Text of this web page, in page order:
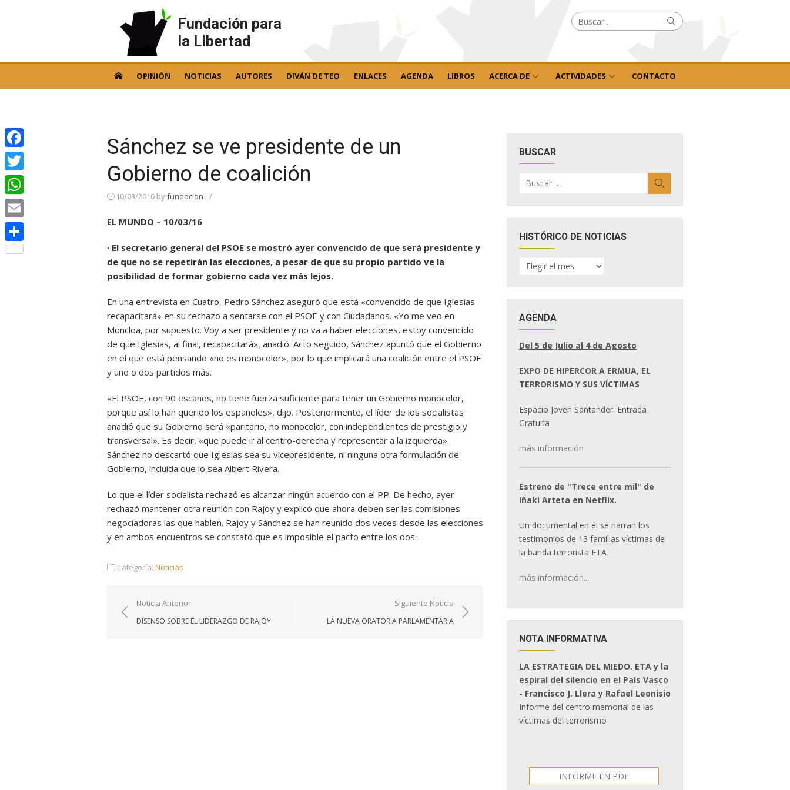
Fundación para
la Libertad
Buscar
por: Buscar
OPINIÓN NOTICIAS AUTORES DIVÁN DE TEO ENLACES AGENDA LIBROS ACERCA DE ACTIVIDADES CONTACTO
Sánchez se ve presidente de un
Gobierno de coalición
10/03/2016 byfundacion /
EL MUNDO – 10/03/16
· El secretario general del PSOE se mostró ayer convencido de que será presidente y
de que no se repetirán las elecciones, a pesar de que su propio partido ve la
posibilidad de formar gobierno cada vez más lejos.
En una entrevista en Cuatro, Pedro Sánchez aseguró que está «convencido de que Iglesias
recapacitará» en su rechazo a sentarse con el PSOE y con Ciudadanos. «Yo me veo en
Moncloa, por supuesto. Voy a ser presidente y no va a haber elecciones, estoy convencido
de que Iglesias, al final, recapacitará», añadió. Acto seguido, Sánchez apuntó que el Gobierno
en el que está pensando «no es monocolor», por lo que implicará una coalición entre el PSOE
y uno o dos partidos más.
«El PSOE, con 90 escaños, no tiene fuerza suficiente para tener un Gobierno monocolor,
porque así lo han querido los españoles», dijo. Posteriormente, el líder de los socialistas
añadió que su Gobierno será «paritario, no monocolor, con independientes de prestigio y
transversal». Es decir, «que puede ir al centro-derecha y representar a la izquierda».
Sánchez no descartó que Iglesias sea su vicepresidente, ni ninguna otra formulación de
Gobierno, incluida que lo sea Albert Rivera.
Lo que el líder socialista rechazó es alcanzar ningún acuerdo con el PP. De hecho, ayer
rechazó mantener otra reunión con Rajoy y explicó que ahora deben ser las comisiones
negociadoras las que hablen. Rajoy y Sánchez se han reunido dos veces desde las elecciones
y en ambos encuentros se constató que es imposible el pacto entre los dos.
Categoría: Noticias
Navegación
de
Noticia Anterior
DISENSO SOBRE EL LIDERAZGO DE RAJOY
Siguiente Noticia
LA NUEVA ORATORIA PARLAMENTARIA
BUSCAR
por:
HISTÓRICO DE NOTICIAS
HISTÓRICO
DE
AGENDA
Del 5 de Julio al 4 de Agosto
EXPO DE HIPERCOR A ERMUA, EL
TERRORISMO Y SUS VÍCTIMAS
Espacio Joven Santander. Entrada
Gratuita
más información
Estreno de "Trece entre mil" de
Iñaki Arteta en Netflix.
Un documental en él se narran los
testimonios de 13 familias víctimas de
la banda terrorista ETA.
más información...
NOTA INFORMATIVA
LA ESTRATEGIA DEL MIEDO. ETA y la
espiral del silencio en el País Vasco
- Francisco J. Llera y Rafael Leonisio
Informe del centro memorial de las
víctimas del terrorismo
INFORME EN PDF
Facebook
Twitter
WhatsApp
Email
Compartir